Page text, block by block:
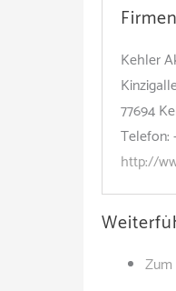
Kehler
77694
Telefon:
http://